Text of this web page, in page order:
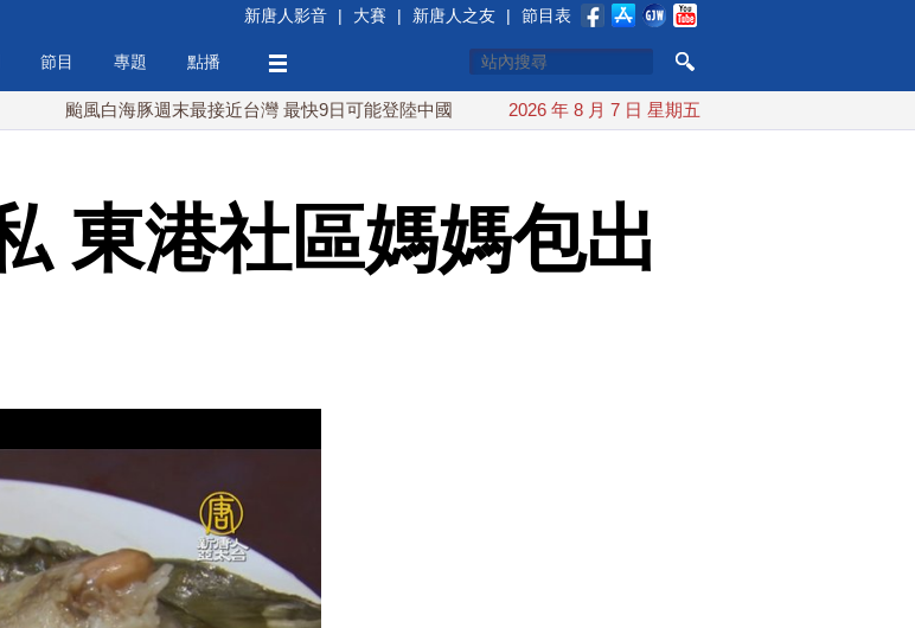
新唐人影音 | 大賽 | 新唐人之友 | 節目表
節目 專題 點播
風白海豚週末最接近台灣 最快9日可能登陸中國 台灣漢光首結合城鎮演習 AIT連續發文讚「韌性台灣」
2026 年 8 月 7 日 星期五
東港社區媽媽包出